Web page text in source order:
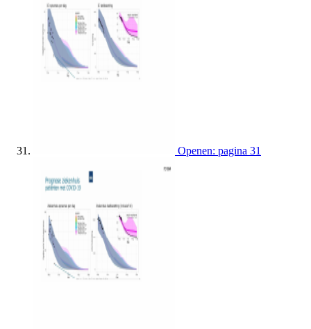
Openen: pagina 31